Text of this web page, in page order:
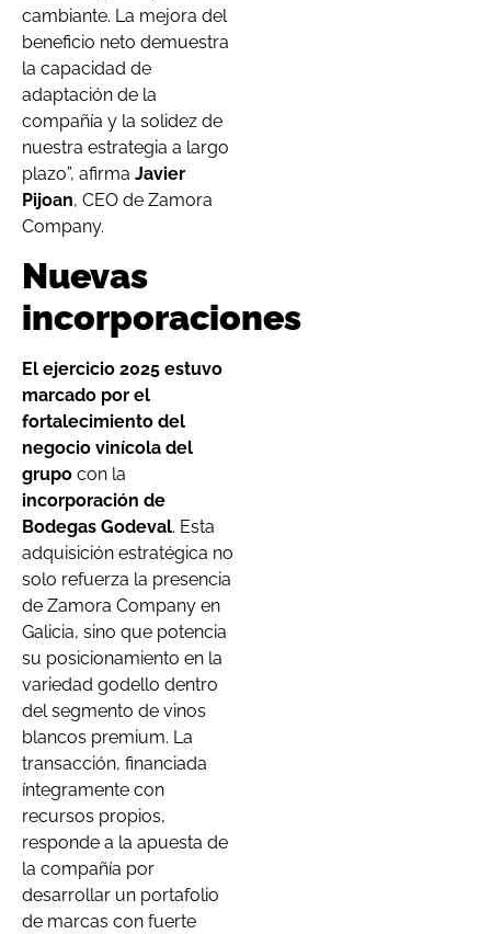
cambiante. La mejora del
beneficio neto demuestra
la capacidad de
adaptación de la
compañía y la solidez de
nuestra estrategia a largo
plazo”, afirma Javier
Pijoan, CEO de Zamora
Company.
Nuevas
incorporaciones
El ejercicio 2025 estuvo
marcado por el
fortalecimiento del
negocio vinícola del
grupo con la
incorporación de
Bodegas Godeval. Esta
adquisición estratégica no
solo refuerza la presencia
de Zamora Company en
Galicia, sino que potencia
su posicionamiento en la
variedad godello dentro
del segmento de vinos
blancos premium. La
transacción, financiada
íntegramente con
recursos propios,
responde a la apuesta de
la compañía por
desarrollar un portafolio
de marcas con fuerte